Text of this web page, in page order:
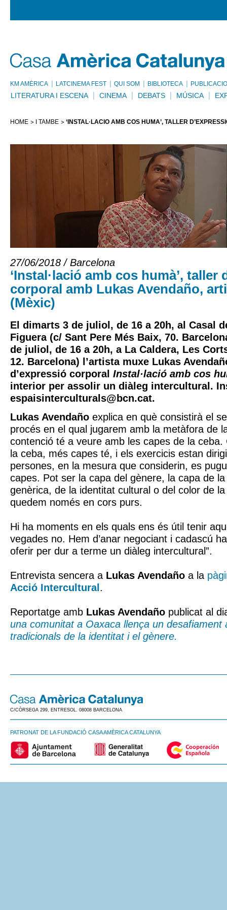
KM AMÈRICA LATCINEMA FEST QUI SOM BIBLIOTECA
LITERATURA I ESCENA CINEMA DEBATS MÚSICA
HOME I TAMBÉ ‘INSTAL·LACIÓ AMB COS HUMÀ’, TALLER
27/06/2018 / Barcelona
‘Instal·lació amb cos humà’, taller
corporal amb Lukas Avendaño,
(Mèxic)
El dimarts 3 de juliol, de 16 a 20h, al Casal
Figuera (c/ Sant Pere Més Baix, 70.
de juliol, de 16 a 20h, a La Caldera, Les
12. Barcelona) l’artista muxe Lukas
d’expressió corporal Instal·lació amb cos
interior per assolir un diàleg intercultural.
espaisinterculturals@bcn.cat.
Lukas Avendaño explica en què consistirà el
procés en el qual jugarem amb la metàfora de
contenció té a veure amb les capes de la
la ceba, més capes té, i els exercicis estan
persones, en la mesura que considerin, es
capes. Pot ser la capa del gènere, la capa de
genèrica, de la identitat cultural o del color de
quedem només en cors purs.
Hi ha moments en els quals ens és útil tenir
vegades no. Hem d’anar negociant i cadascú
oferir per dur a terme un diàleg intercultural”.
Entrevista sencera a Lukas Avendaño a la
Acció Intercultural .
Reportatge amb Lukas Avendaño publicat al
una comunitat a Oaxaca llença un desafiament
tradicionals de la identitat i el gènere.
C/CÒRSEGA 299, ENTRESOL. 08008 BARCELONA
PATRONAT DE LA FUNDACIÓ CASA AMÈRICA CATALUNYA